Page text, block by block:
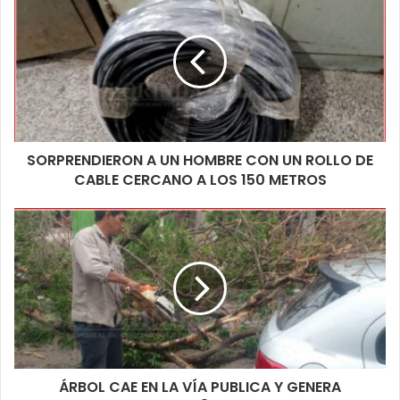
iniciándose una investigación a fin de dar con la identidad de las
personas que realizaban dichas maniobras poniendo en peligro
sus propias vidas.
SORPRENDIERON A UN HOMBRE CON UN ROLLO DE
CABLE CERCANO A LOS 150 METROS
ÁRBOL CAE EN LA VÍA PUBLICA Y GENERA